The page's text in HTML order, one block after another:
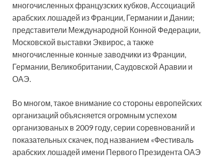
многочисленных французских кубков, Ассоциаций
арабских лошадей из Франции, Германии и Дании;
представители Международной Конной Федерации,
Московской выставки Эквирос, а также
многочисленные конные заводчики из Франции,
Германии, Великобритании, Саудовской Аравии и
ОАЭ.
Во многом, такое внимание со стороны европейских
организаций объясняется огромным успехом
организованых в 2009 году, серии соревнований и
показательных скачек, под названием «Фестиваль
арабских лошадей имени Первого Президента ОАЭ